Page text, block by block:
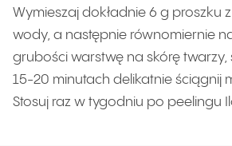
Wymieszaj dokładnie 6 g proszku
wody, a następnie równomiernie
grubości warstwę na skórę twarzy,
15-20 minutach delikatnie ściągnij
Stosuj raz w tygodniu po peelingu